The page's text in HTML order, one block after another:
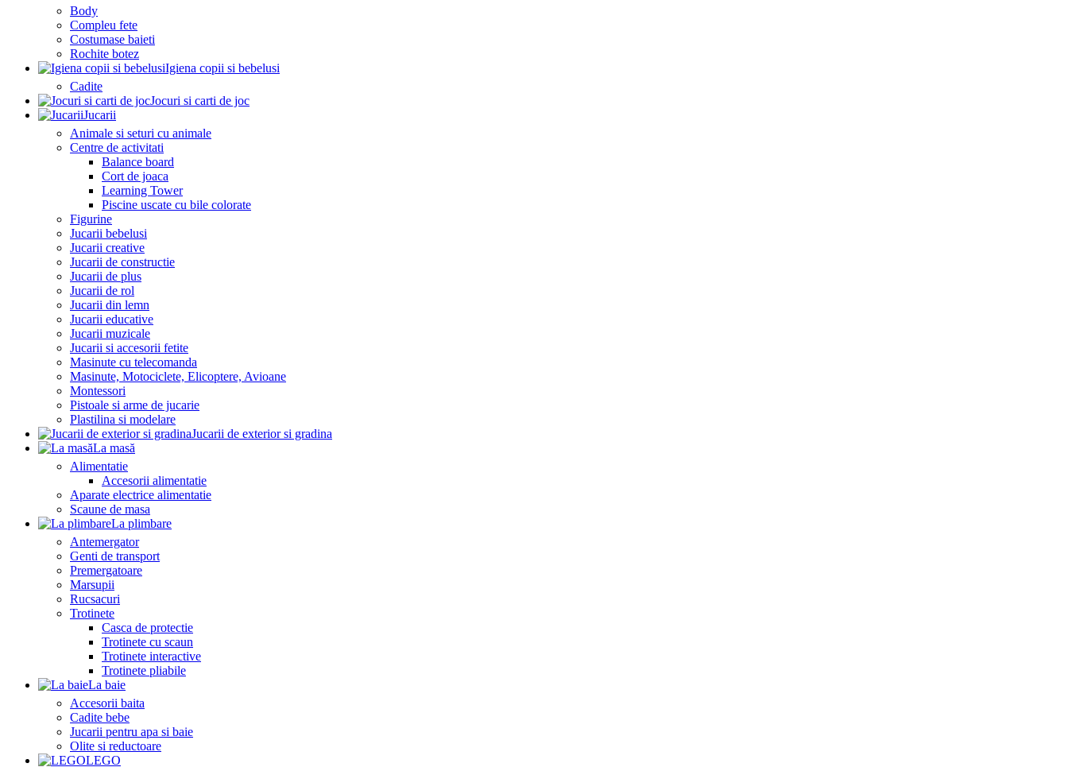
Body
Compleu fete
Costumase baieti
Rochite botez
Igiena copii si bebelusi
Cadite
Jocuri si carti de joc
Jucarii
Animale si seturi cu animale
Centre de activitati
Balance board
Cort de joaca
Learning Tower
Piscine uscate cu bile colorate
Figurine
Jucarii bebelusi
Jucarii creative
Jucarii de constructie
Jucarii de plus
Jucarii de rol
Jucarii din lemn
Jucarii educative
Jucarii muzicale
Jucarii si accesorii fetite
Masinute cu telecomanda
Masinute, Motociclete, Elicoptere, Avioane
Montessori
Pistoale si arme de jucarie
Plastilina si modelare
Jucarii de exterior si gradina
La masă
Alimentatie
Accesorii alimentatie
Aparate electrice alimentatie
Scaune de masa
La plimbare
Antemergator
Genti de transport
Premergatoare
Marsupii
Rucsacuri
Trotinete
Casca de protectie
Trotinete cu scaun
Trotinete interactive
Trotinete pliabile
La baie
Accesorii baita
Cadite bebe
Jucarii pentru apa si baie
Olite si reductoare
LEGO